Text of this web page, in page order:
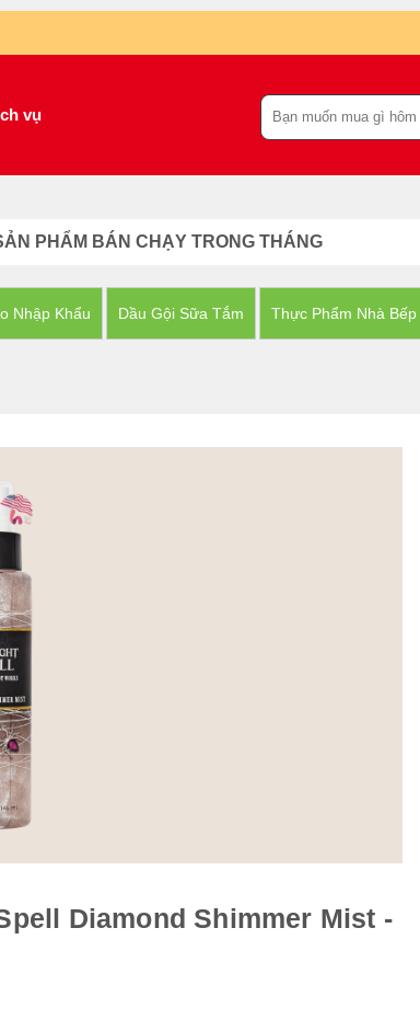
vụ
PHẨM BÁN CHẠY TRONG THÁNG
Nhập Khẩu Dầu Gội Sữa Tắm Thực Phẩm Nhà Bếp
Diamond Shimmer Mist -